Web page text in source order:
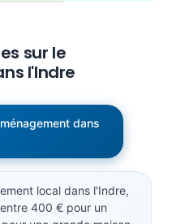
sur le
l'Indre
dans
local dans l'Indre,
400 € pour un